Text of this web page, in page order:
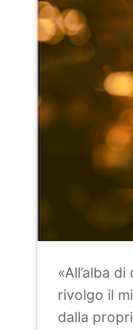
«All’alba
rivolgo il
dalla